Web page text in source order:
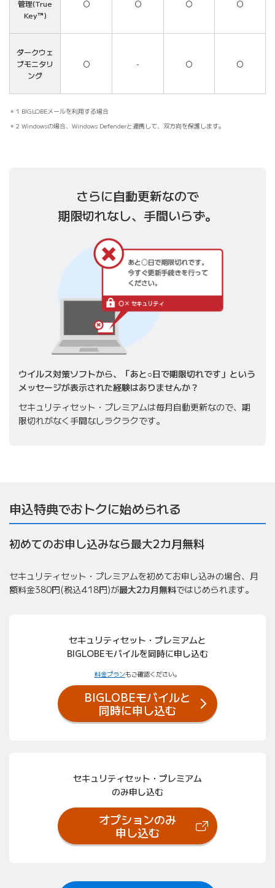
管理(True
Key™)
〇 〇 〇 〇
ダークウェ
ブモニタリ
ング
〇 - 〇 〇
1 BIGLOBEメールを利用する場合
2 Windowsの場合、Windows Defenderと連携して、双方向を保護します。
さらに自動更新なので
期限切れなし、手間いらず。
ウイルス対策ソフトから、「あと○日で期限切れです」という
メッセージが表示された経験はありませんか？
セキュリティセット・プレミアムは毎月自動更新なので、期
限切れがなく手間なしラクラクです。
申込特典でおトクに始められる
初めてのお申し込みなら最大2カ月無料
セキュリティセット・プレミアムを初めてお申し込みの場合、月
額料金380円(税込418円)が最大2カ月無料ではじめられます。
セキュリティセット・プレミアムと
BIGLOBEモバイルを同時に申し込む
料金プランもご確認ください。
BIGLOBEモバイルと
同時に申し込む
セキュリティセット・プレミアム
のみ申し込む
オプションのみ
申し込む（新しいタブで開きます）